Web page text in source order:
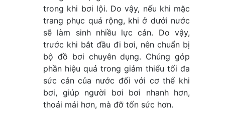
trong khi bơi lội. Do vậy, nếu khi mặc
trang phục quá rộng, khi ở dưới nước
sẽ làm sinh nhiều lực cản. Do vậy,
trước khi bắt đầu đi bơi, nên chuẩn bị
bộ đồ bơi chuyên dụng. Chúng góp
phần hiệu quả trong giảm thiểu tối đa
sức cản của nước đối với cơ thể khi
bơi, giúp người bơi bơi nhanh hơn,
thoải mái hơn, mà đỡ tốn sức hơn.